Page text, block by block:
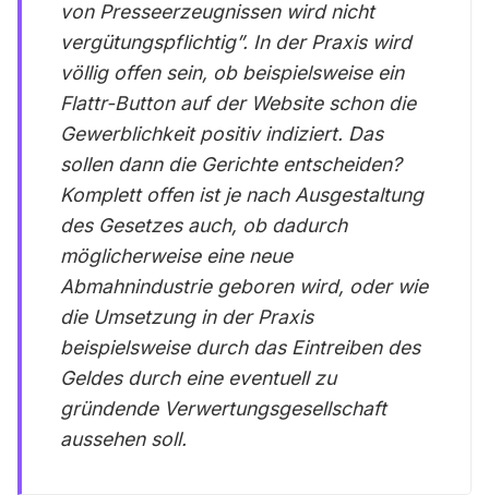
von Presseerzeugnissen wird nicht
vergütungspflichtig”. In der Praxis wird
völlig offen sein, ob beispielsweise ein
Flattr-Button auf der Website schon die
Gewerblichkeit positiv indiziert. Das
sollen dann die Gerichte entscheiden?
Komplett offen ist je nach Ausgestaltung
des Gesetzes auch, ob dadurch
möglicherweise eine neue
Abmahnindustrie geboren wird, oder wie
die Umsetzung in der Praxis
beispielsweise durch das Eintreiben des
Geldes durch eine eventuell zu
gründende Verwertungsgesellschaft
aussehen soll.